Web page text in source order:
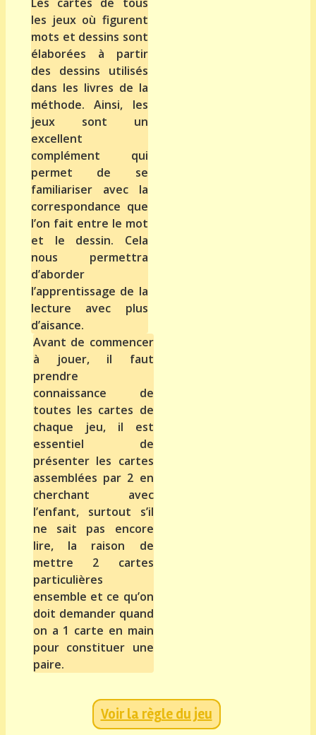
les jeux où figurent
mots et dessins sont
élaborées à partir
des dessins utilisés
dans les livres de la
méthode. Ainsi, les
jeux sont un
excellent
complément qui
permet de se
familiariser avec la
correspondance que
l’on fait entre le mot
et le dessin. Cela
nous permettra
d’aborder
l’apprentissage de la
lecture avec plus
d’aisance.
Avant de commencer
à jouer, il faut
prendre
connaissance de
toutes les cartes de
chaque jeu, il est
essentiel de
présenter les cartes
assemblées par 2 en
cherchant avec
l’enfant, surtout s’il
ne sait pas encore
lire, la raison de
mettre 2 cartes
particulières
ensemble et ce qu’on
doit demander quand
on a 1 carte en main
pour constituer une
paire.
Voir la règle du jeu